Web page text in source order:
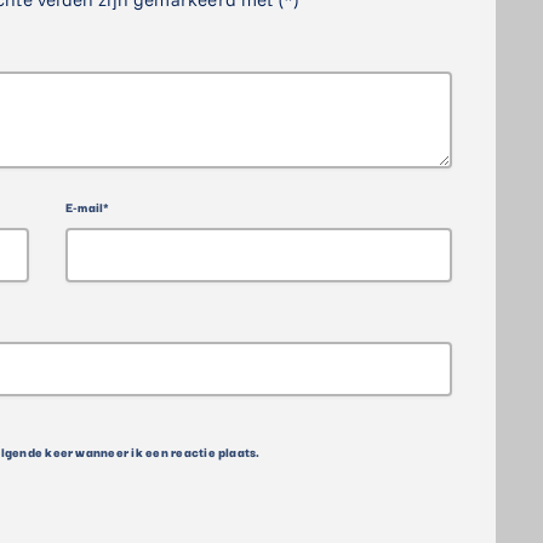
E-mail*
keer wanneer ik een reactie plaats.